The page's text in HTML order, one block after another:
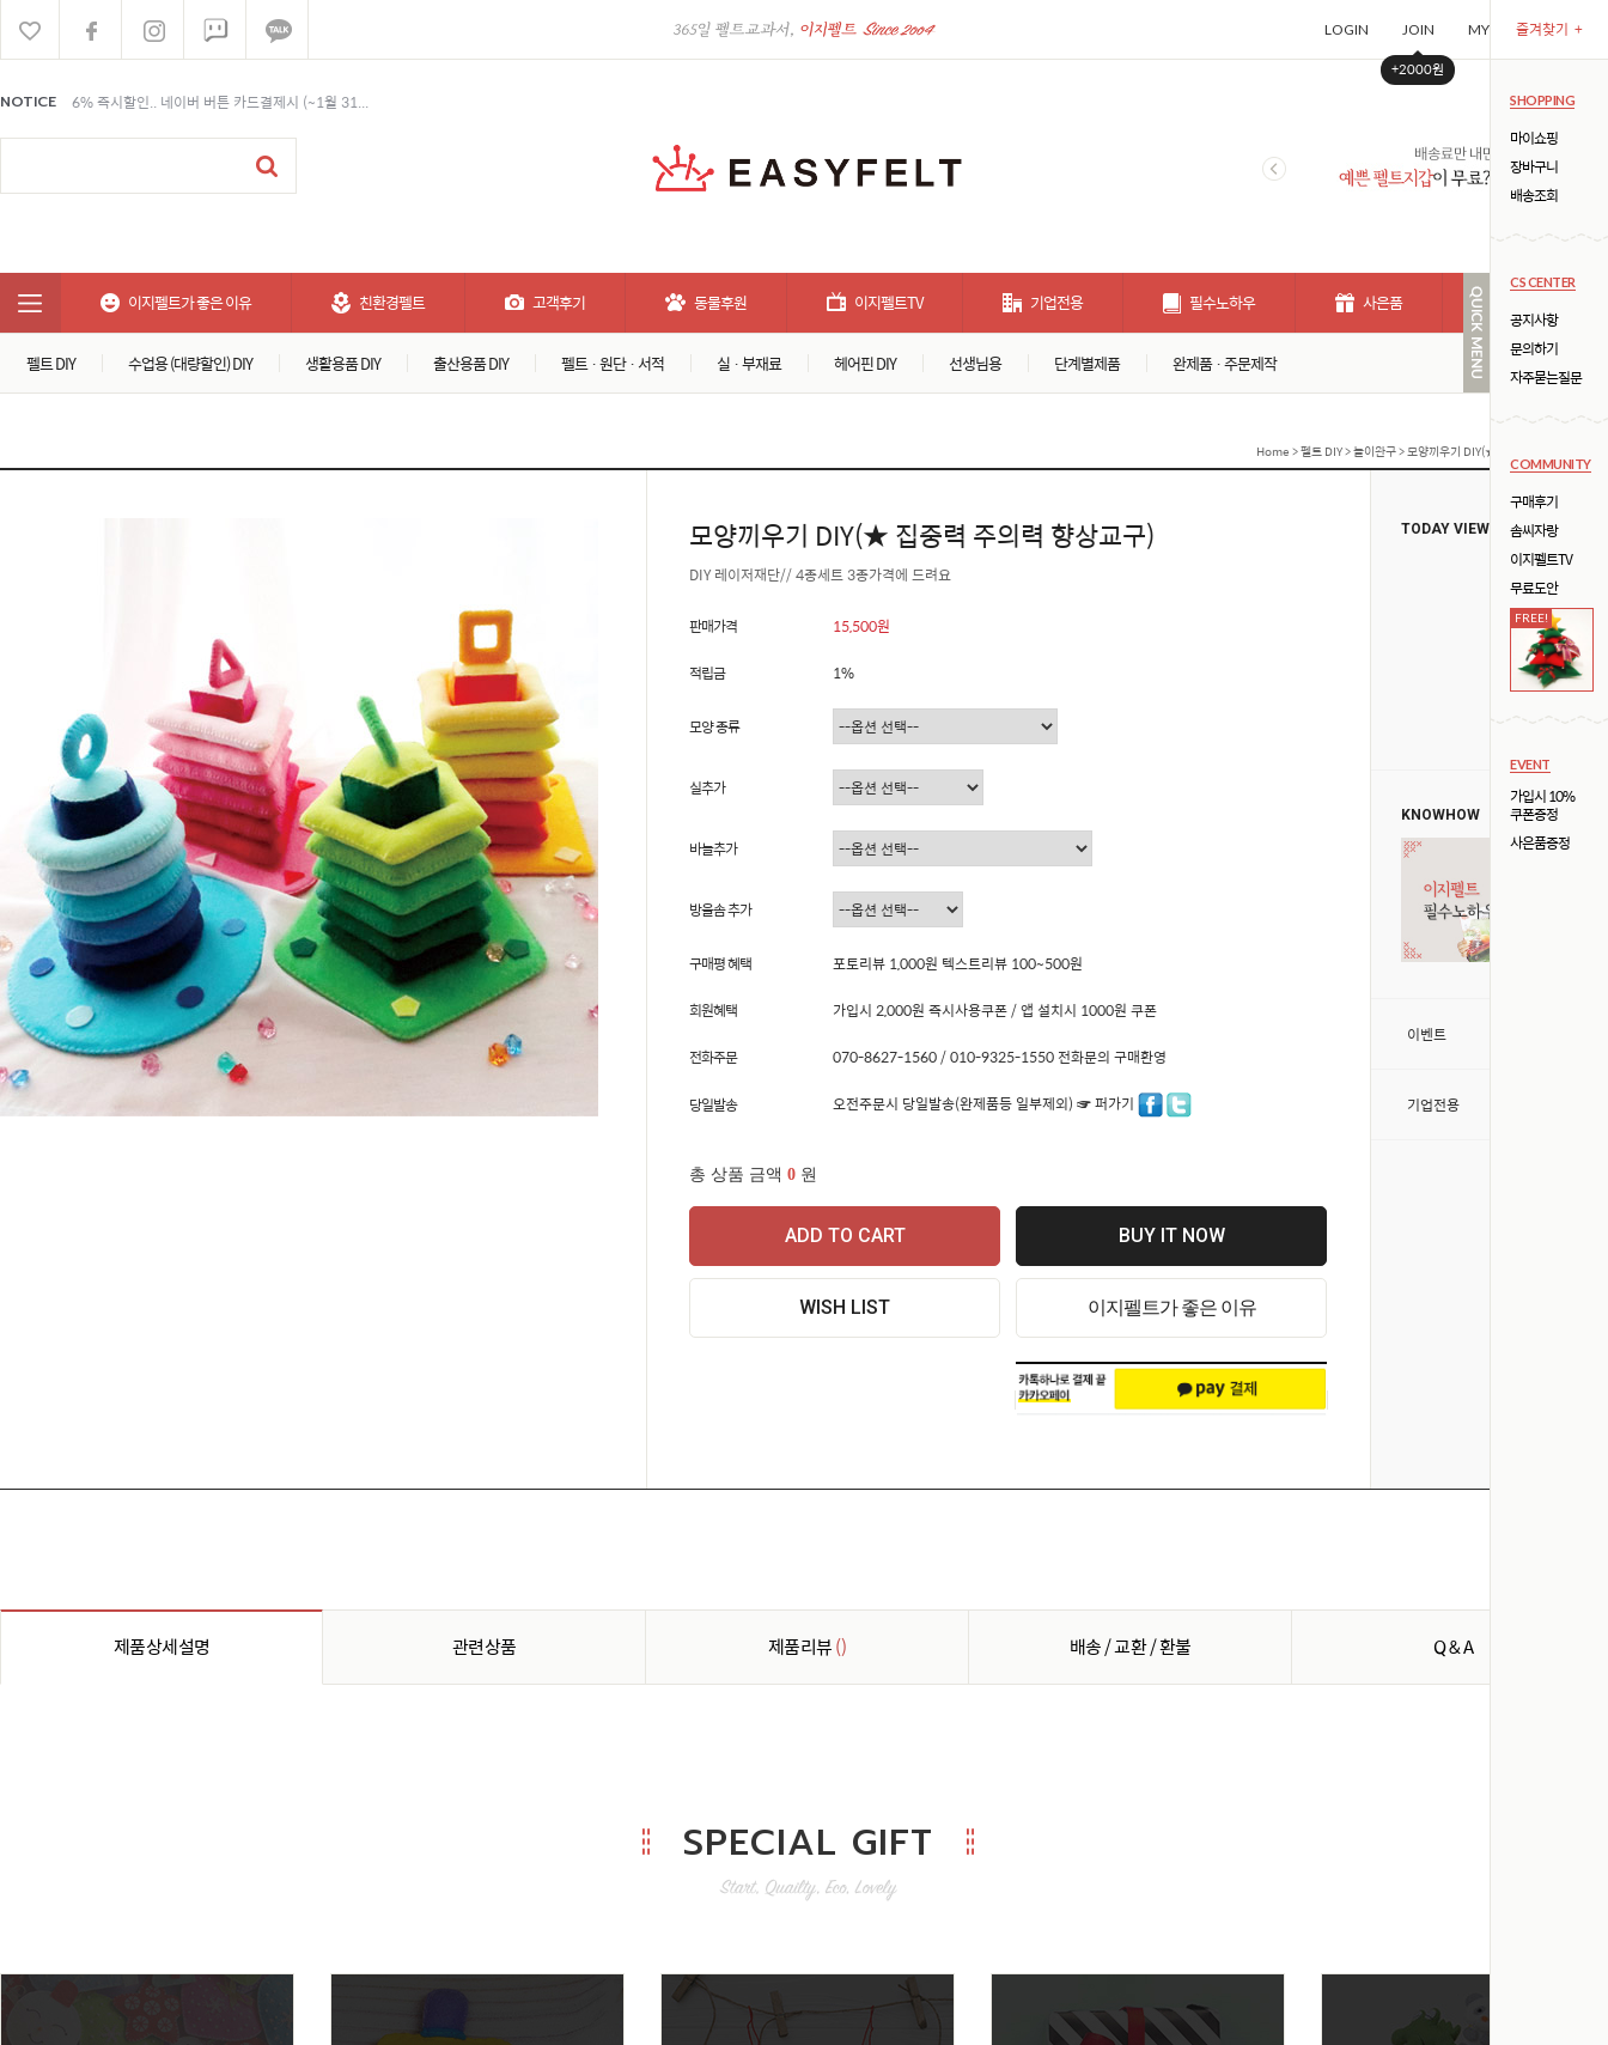
즐겨찾기 +
SHOPPING
마이쇼핑
장바구니
배송조회
CS CENTER
공지사항
문의하기
자주묻는질문
COMMUNITY
구매후기
솜씨자랑
이지펠트TV
무료도안
FREE!
EVENT
가입시 10%
쿠폰증정
사은품증정
LOGIN JOIN
+2000원
MYPAGE CART (
NOTICE
6% 즉시할인.. 네이버 버튼 카드결제시 (~1월 31...
이지펠트가 좋은 이유 친환경펠트 고객후기 동물후원 이지펠트TV 기업전용 필수노하우 사은품
펠트 DIY 수업용 (대량할인) DIY 생활용품 DIY 출산용품 DIY 펠트 · 원단 · 서적 실 · 부재료 헤어핀 DIY 선생님용 단계별제품 완제품 · 주문제작
Home>펠트 DIY>놀이완구> 모양끼우기 DIY(★ 집중력 주의력 향상교
모양끼우기 DIY(★ 집중력 주의력 향상교구)
DIY 레이저재단// 4종세트 3종가격에 드려요
판매가격 15,500원
적립금 1%
모양 종류
실추가
바늘추가
방울솜 추가
구매평 혜택 포토리뷰 1,000원 텍스트리뷰 100~500원
회원혜택 가입시 2,000원 즉시사용쿠폰 / 앱 설치시 1000원 쿠폰
전화주문 070-8627-1560 / 010-9325-1550 전화문의 구매환영
당일발송 오전주문시 당일발송(완제품등 일부제외) ☞ 퍼가기
총 상품 금액 0 원
ADD TO CART BUY IT NOW
WISH LIST 이지펠트가 좋은 이유
TODAY VIEW
KNOWHOW
이벤트
기업전용
제품상세설명 관련상품 제품리뷰() 배송 / 교환 / 환불 Q & A
SPECIAL GIFT